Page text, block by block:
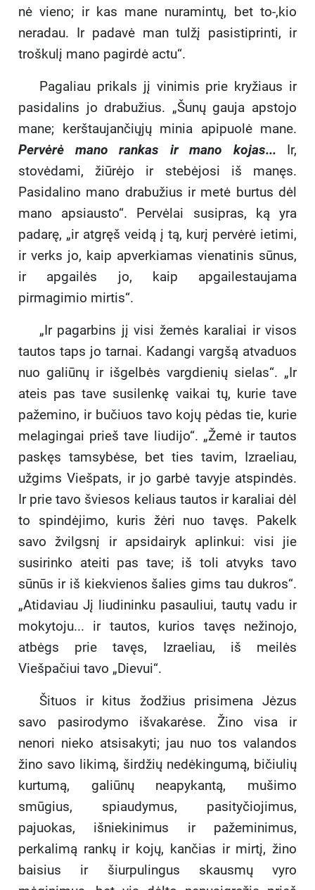
nė vieno; ir kas mane nuramintų, bet to-,kio
neradau. Ir padavė man tulžį pasistiprinti, ir
troškulį mano pagirdė actu“.
Pagaliau prikals jį vinimis prie kryžiaus ir
pasidalins jo drabužius. „Šunų gauja apstojo
mane; kerštaujančiųjų minia apipuolė mane.
Pervėrė mano rankas ir mano kojas... Ir,
stovėdami, žiūrėjo ir stebėjosi iš manęs.
Pasidalino mano drabužius ir metė burtus dėl
mano apsiausto“. Pervėlai susipras, ką yra
padarę, „ir atgręš veidą į tą, kurį pervėrė ietimi,
ir verks jo, kaip apverkiamas vienatinis sūnus,
ir apgailės jo, kaip apgailestaujama
pirmagimio mirtis“.
„Ir pagarbins jį visi žemės karaliai ir visos
tautos taps jo tarnai. Kadangi vargšą atvaduos
nuo galiūnų ir išgelbės vargdienių sielas“. „Ir
ateis pas tave susilenkę vaikai tų, kurie tave
pažemino, ir bučiuos tavo kojų pėdas tie, kurie
melagingai prieš tave liudijo“. „Žemė ir tautos
paskęs tamsybėse, bet ties tavim, Izraeliau,
užgims Viešpats, ir jo garbė tavyje atspindės.
Ir prie tavo šviesos keliaus tautos ir karaliai dėl
to spindėjimo, kuris žėri nuo tavęs. Pakelk
savo žvilgsnį ir apsidairyk aplinkui: visi jie
susirinko ateiti pas tave; iš toli atvyks tavo
sūnūs ir iš kiekvienos šalies gims tau dukros“.
„Atidaviau Jį liudininku pasauliui, tautų vadu ir
mokytoju... ir tautos, kurios tavęs nežinojo,
atbėgs prie tavęs, Izraeliau, iš meilės
Viešpačiui tavo „Dievui“.
Šituos ir kitus žodžius prisimena Jėzus
savo pasirodymo išvakarėse. Žino visa ir
nenori nieko atsisakyti; jau nuo tos valandos
žino savo likimą, širdžių nedėkingumą, bičiulių
kurtumą, galiūnų neapykantą, mušimo
smūgius, spiaudymus, pasityčiojimus,
pajuokas, išniekinimus ir pažeminimus,
perkalimą rankų ir kojų, kančias ir mirtį, žino
baisius ir šiurpulingus skausmų vyro